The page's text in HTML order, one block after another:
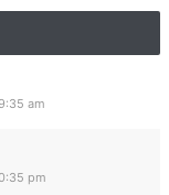
am
pm